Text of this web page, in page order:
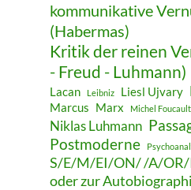
kommunikative
(Habermas)
Kritik der reinen
- Freud - Luhmann)
Lacan Leibniz Liesl Ujvary
Marcus Marx Michel Foucault
Niklas Luhmann
Postmoderne
S/E/M/EI/ON/ /A/
oder zur